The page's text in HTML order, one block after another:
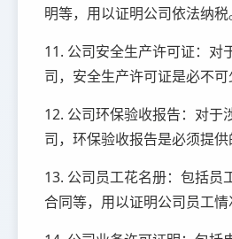
明等，用以证明公司依法纳税
11. 公司安全生产许可证：对
司，安全生产许可证是必不可
12. 公司环保验收报告：对于
司，环保验收报告是必须提供
13. 公司员工花名册：包括员
合同等，用以证明公司员工情